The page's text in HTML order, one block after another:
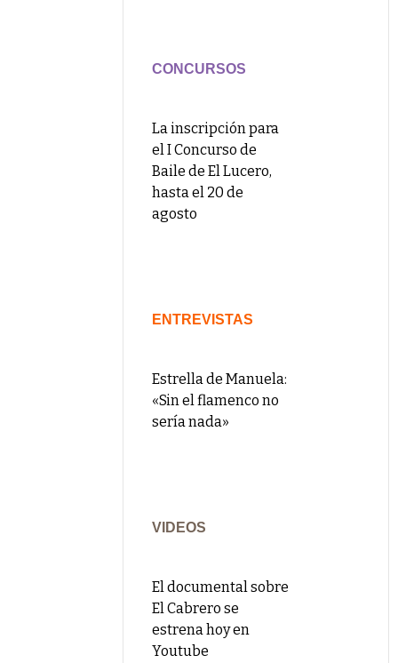
CONCURSOS
La inscripción para
el I Concurso de
Baile de El Lucero,
hasta el 20 de
agosto
ENTREVISTAS
Estrella de Manuela:
«Sin el flamenco no
sería nada»
VIDEOS
El documental sobre
El Cabrero se
estrena hoy en
Youtube